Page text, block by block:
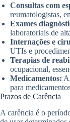
Consultas com
reumatologistas,
Exames
laboratoriais de
Internações e
UTIs e
Terapias de
ocupacional,
Medicamentos:
para
Prazos de Carência
A carência é o